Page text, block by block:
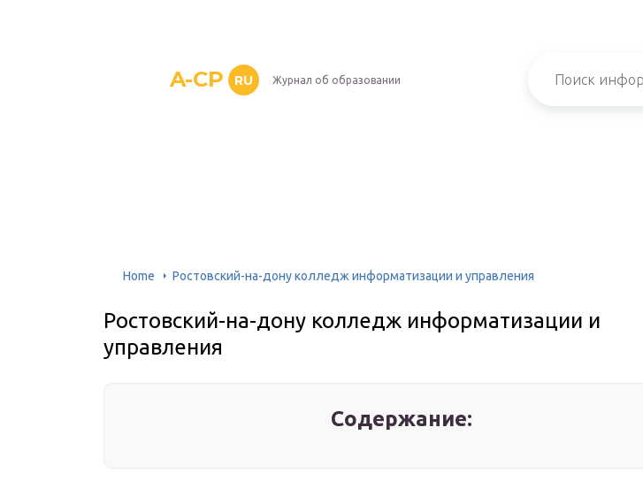
A-CP RU Журнал об образовании
Home Ростовский-на-дону колледж информатизации и управления
Ростовский-на-дону колледж информатизации и
управления
Содержание: